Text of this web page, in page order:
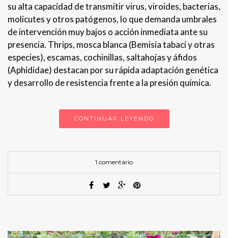
su alta capacidad de transmitir virus, viroides, bacterias,
molicutes y otros patógenos, lo que demanda umbrales
de intervención muy bajos o acción inmediata ante su
presencia. Thrips, mosca blanca (Bemisia tabaci y otras
especies), escamas, cochinillas, saltahojas y áfidos
(Aphididae) destacan por su rápida adaptación genética
y desarrollo de resistencia frente a la presión química.
CONTINUAR LEYENDO
1 comentario